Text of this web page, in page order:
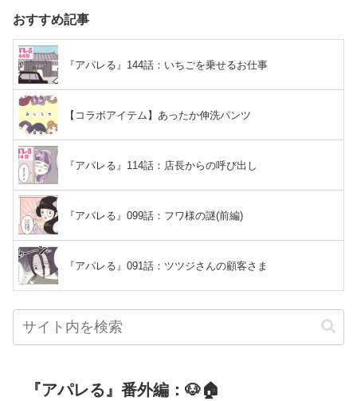
おすすめ記事
『アパレる』144話：いちごを乗せるお仕事
【コラボアイテム】あったか伸洗パンツ
『アパレる』114話：店長からの呼び出し
『アパレる』099話：フワ様の謎(前編)
『アパレる』091話：ツツジさんの顧客さま
『アパレる』番外編：🐶🏠